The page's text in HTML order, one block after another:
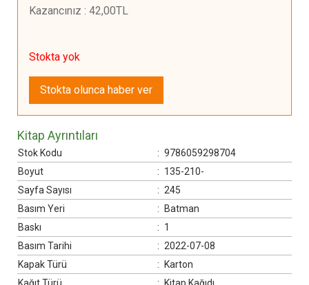
Kazancınız : 42,00TL
Stokta yok
Stokta olunca haber ver
Kitap Ayrıntıları
Stok Kodu : 9786059298704
Boyut
: 135-210-
Sayfa Sayısı
: 245
Basım Yeri
:
Batman
Baskı
: 1
Basım Tarihi
: 2022-07-08
Kapak Türü
:
Karton